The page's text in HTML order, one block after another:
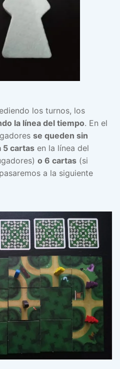
los turnos, los
la línea del tiempo. En el
se queden sin
5 cartas en la línea del
o 6 cartas (si
a la siguiente